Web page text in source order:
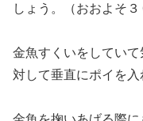
しょう。（おおよそ３
金魚すくいをしてい
対して垂直にポイを入